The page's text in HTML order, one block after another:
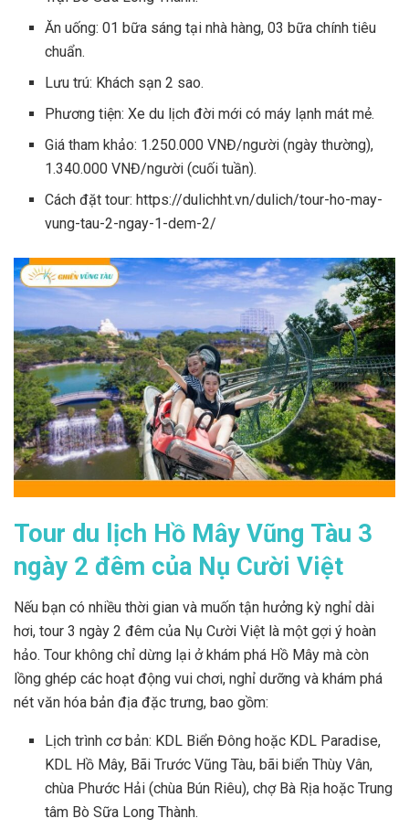
Ăn uống: 01 bữa sáng tại nhà hàng, 03 bữa chính tiêu
chuẩn.
Lưu trú: Khách sạn 2 sao.
Phương tiện: Xe du lịch đời mới có máy lạnh mát mẻ.
Giá tham khảo: 1.250.000 VNĐ/người (ngày thường),
1.340.000 VNĐ/người (cuối tuần).
Cách đặt tour: https://dulichht.vn/dulich/tour-ho-may-
vung-tau-2-ngay-1-dem-2/
Tour du lịch Hồ Mây Vũng Tàu 3
ngày 2 đêm của Nụ Cười Việt
Nếu bạn có nhiều thời gian và muốn tận hưởng kỳ nghỉ dài
hơi, tour 3 ngày 2 đêm của Nụ Cười Việt là một gợi ý hoàn
hảo. Tour không chỉ dừng lại ở khám phá Hồ Mây mà còn
lồng ghép các hoạt động vui chơi, nghỉ dưỡng và khám phá
nét văn hóa bản địa đặc trưng, bao gồm:
Lịch trình cơ bản: KDL Biển Đông hoặc KDL Paradise,
KDL Hồ Mây, Bãi Trước Vũng Tàu, bãi biển Thùy Vân,
chùa Phước Hải (chùa Bún Riêu), chợ Bà Rịa hoặc Trung
tâm Bò Sữa Long Thành.